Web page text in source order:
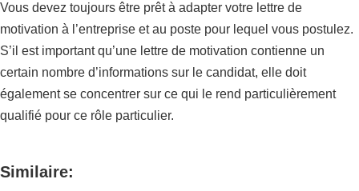
Vous devez toujours être prêt à adapter votre lettre de
motivation à l’entreprise et au poste pour lequel vous postulez.
S’il est important qu’une lettre de motivation contienne un
certain nombre d’informations sur le candidat, elle doit
également se concentrer sur ce qui le rend particulièrement
qualifié pour ce rôle particulier.
Similaire: